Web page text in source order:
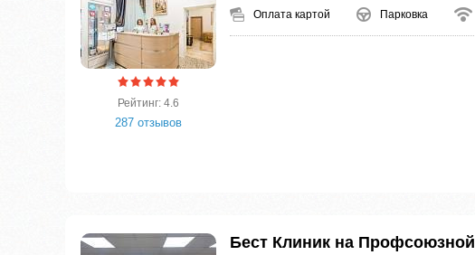
Рейтинг: 4.6
287 отзывов
Оплата картой Парковка
Бест Клиник на Профсоюзной